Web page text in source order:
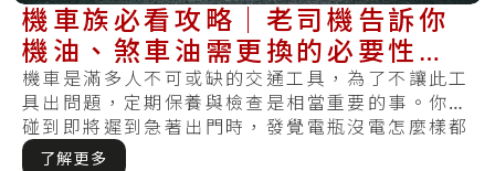
機車族必看攻略｜老司機告訴你
機油、煞車油需更換的必要性與
更換里程數
機車是滿多人不可或缺的交通工具，為了不讓此工
具出問題，定期保養與檢查是相當重要的事。你有
碰到即將遲到急著出門時，發覺電瓶沒電怎麼樣都
無法.....
了解更多